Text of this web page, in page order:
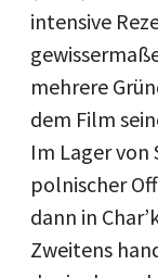
intensive
mehrere
dem Film
Im Lager von
polnischer
dann in
Zweitens